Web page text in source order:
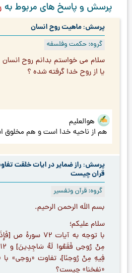
پرسش و پاسخ های مربوط به
پرسش: ماهیت روح انسان
گروه: حکمت وفلسفه
سلام مي خواستم بدانم روح
يا از روح خدا گرفته شده ؟
هوالعلیم
هم از ناحیه خدا است و هم مخلوق
پرسش: راز ضمایر در ایات خلقت
قران چیست
گروه: قرآن وتفسیر
بسم اللَه الرحمن الرحیم.
سلام علیکم؛
با توجه به آیات
فِيهِ مِنْ رُوحِنَا]، تفاوت «روحِی» با
«نفخنا» چیست؟